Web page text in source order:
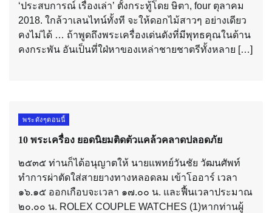
‘ประสบการณ์ เรื่องเล่า’ ตั้งกระทู้โดย ษิตา, four ตุลาคม
2018. ใกล้วาเลนไทน์ทั้งที จะให้ดอกไม้สาวๆ อย่างเดียว
คงไม่ได้ … ถ้าพูดถึงพระเครื่องเด่นดังที่มีพุทธคุณในด้าน
คงกระพัน อันเป็นที่ใฝ่หาของเหล่าชายชาตรีทั้งหลาย […]
พระดังๆตอนนี้
10 พระเครื่อง ยอดนิยมติดตัวแคล้วคลาดปลอดภัย
๒๕๓๕ ท่านก็ได้อนุญาตให้ นายแพทย์วันชัย วัฒนศัพท์
ทำการผ่าตัดใส่สายยางทางหลอดลม เข้าโออาร์ เวลา
๑๖.๑๕ ออกเกือบจะเวลา ๑๗.๐๐ น. และฟื้นเวลาประมาณ
๒๐.๐๐ น. ROLEX COUPLE WATCHES (1)หากท่านผู้